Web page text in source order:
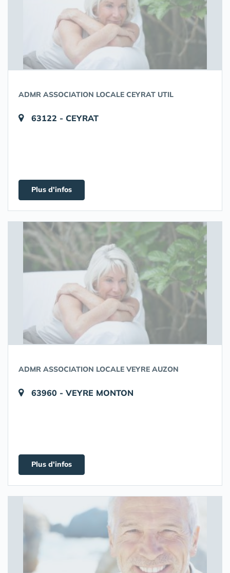
ADMR ASSOCIATION LOCALE CEYRAT UTIL
63122 - CEYRAT
Plus d'infos
ADMR ASSOCIATION LOCALE VEYRE AUZON
63960 - VEYRE MONTON
Plus d'infos